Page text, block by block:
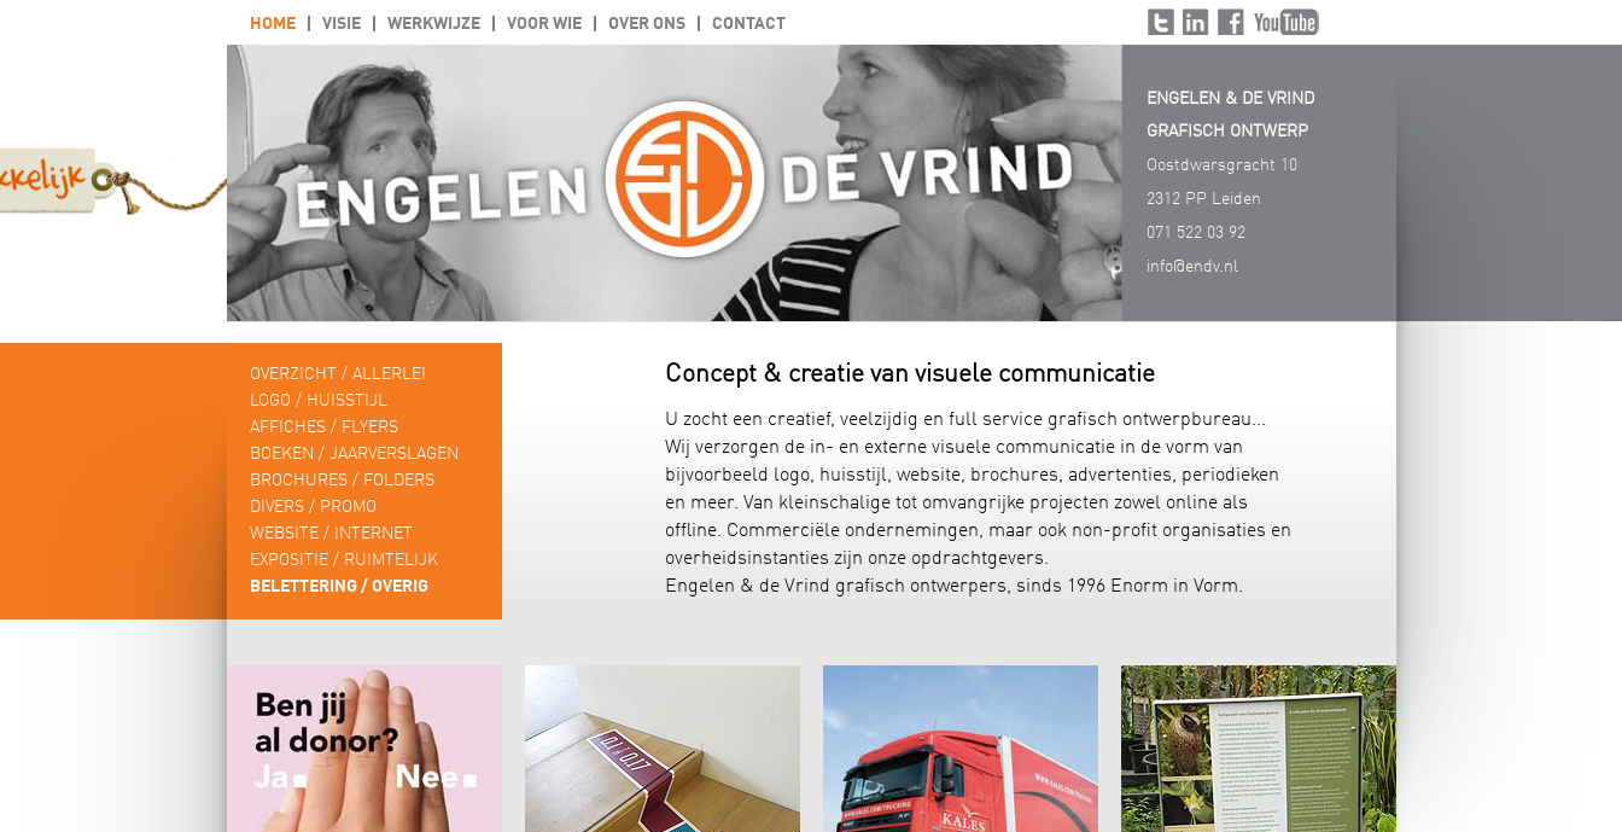
HOME VISIE WERKWIJZE VOOR WIE OVER ONS
CONTACT
op
Twitter
op
LinkedIn
op
Facebook
Youtube
ENGELEN & DE VRIND
GRAFISCH ONTWERP
Oostdwarsgracht 10
2312 PP Leiden
071 522 03 92
info@endv.nl
OVERZICHT / ALLERLEI
LOGO / HUISSTIJL
AFFICHES / FLYERS
BOEKEN / JAARVERSLAGEN
BROCHURES / FOLDERS
DIVERS / PROMO
WEBSITE / INTERNET
EXPOSITIE / RUIMTELIJK
BELETTERING / OVERIG
Concept & creatie van visuele communicatie
U zocht een creatief, veelzijdig en full service grafisch ontwerpbureau...
Wij verzorgen de in- en externe visuele communicatie in de vorm van
bijvoorbeeld logo, huisstijl, website, brochures, advertenties, periodieken
en meer. Van kleinschalige tot omvangrijke projecten zowel online als
offline. Commerciële ondernemingen, maar ook non-profit organisaties en
overheidsinstanties zijn onze opdrachtgevers.
Engelen & de Vrind grafisch ontwerpers, sinds 1996 Enorm in Vorm.